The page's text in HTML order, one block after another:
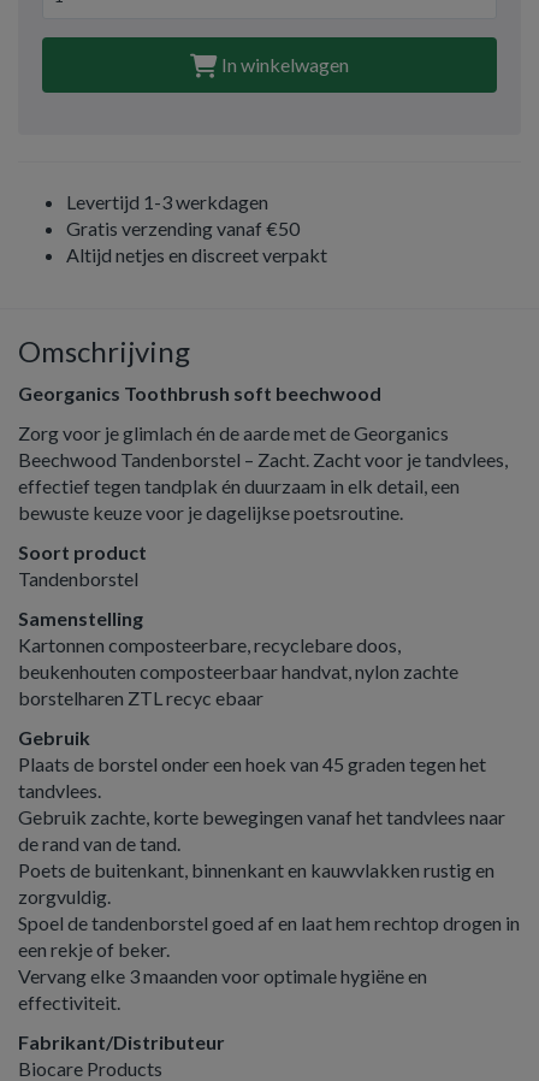
In winkelwagen
Levertijd 1-3 werkdagen
Gratis verzending vanaf €50
Altijd netjes en discreet verpakt
Omschrijving
Georganics Toothbrush soft beechwood
Zorg voor je glimlach én de aarde met de Georganics
Beechwood Tandenborstel – Zacht. Zacht voor je tandvlees,
effectief tegen tandplak én duurzaam in elk detail, een
bewuste keuze voor je dagelijkse poetsroutine.
Soort product
Tandenborstel
Samenstelling
Kartonnen composteerbare, recyclebare doos,
beukenhouten composteerbaar handvat, nylon zachte
borstelharen ZTL recyc ebaar
Gebruik
Plaats de borstel onder een hoek van 45 graden tegen het
tandvlees.
Gebruik zachte, korte bewegingen vanaf het tandvlees naar
de rand van de tand.
Poets de buitenkant, binnenkant en kauwvlakken rustig en
zorgvuldig.
Spoel de tandenborstel goed af en laat hem rechtop drogen in
een rekje of beker.
Vervang elke 3 maanden voor optimale hygiëne en
effectiviteit.
Fabrikant/Distributeur
Biocare Products